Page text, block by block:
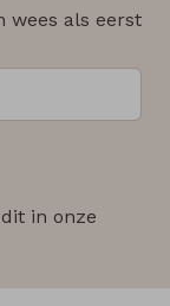
wees als eerst
in onze